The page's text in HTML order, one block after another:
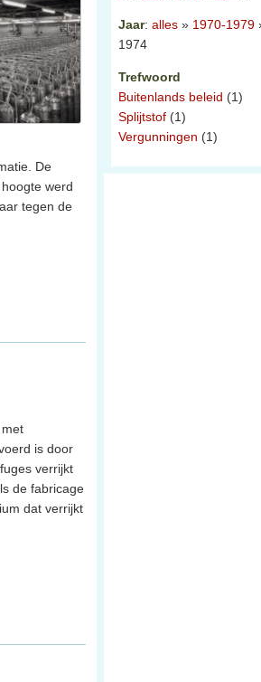
De
werd
tegen de
is door
verrijkt
de fabricage
dat verrijkt
Jaar: alles » 1970-1979
1974
Trefwoord
Buitenlands beleid (1)
Splijtstof (1)
Vergunningen (1)